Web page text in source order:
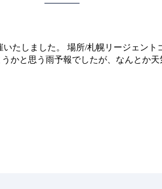
いたしました。 場所/札幌リージェント
かと思う雨予報でしたが、なんとか